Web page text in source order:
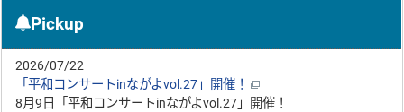
Pickup
2026/07/22
「平和コンサートinながよvol.27」開催！
8月9日「平和コンサートinながよvol.27」開催！